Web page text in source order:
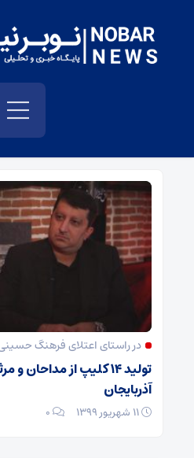
حسین باهر – نوبر نیوز
در راستای اعتلای فرهنگ
تولید ۱۴ کلیپ از مداحان
آذربایجان
۰